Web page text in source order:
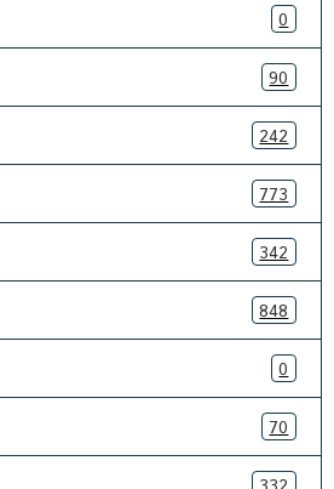
0
90
242
773
342
848
0
70